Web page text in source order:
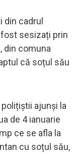
din cadrul
fost sesizați prin
din comuna
că soțul său
ajunși la
de 4 ianuarie
ce se afla la
cu soțul său,